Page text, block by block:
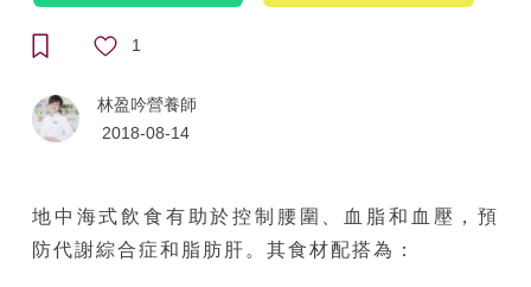
1
林盈吟營養師
2018-08-14
地中海式飲食有助於控制腰圍、血脂和血壓，預
防代謝綜合症和脂肪肝。其食材配搭為：